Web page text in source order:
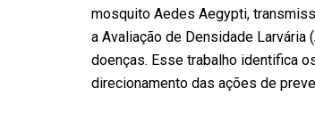
mosquito Aedes Aegypti,
a Avaliação de Densidade
doenças. Esse trabalho identifica
direcionamento das ações de